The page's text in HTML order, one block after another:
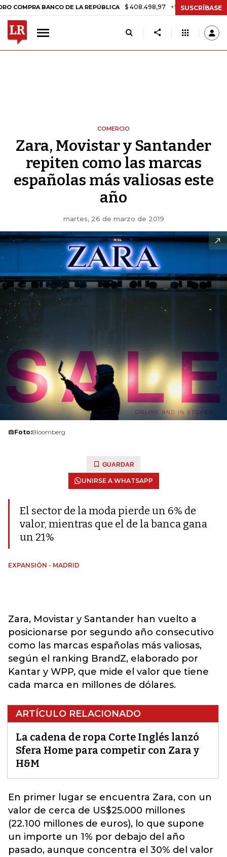
BANCO DE LA REPÚBLICA $ 408.498,97 +$ 8.753,81 +2,19%
SUSCRÍBASE
COMERCIO
Zara, Movistar y Santander
repiten como las marcas
españolas más valiosas este
año
martes, 26 de marzo de 2019
Foto:Bloomberg
GUARDAR
UNIRSE A WHATSAPP
El sector de la moda pierde un 6% de
valor, mientras que el de la banca gana
un 21%
EXPANSIÓN - MADRID
Zara, Movistar y Santander han vuelto a
posicionarse por segundo año consecutivo
como las marcas españolas más valiosas,
según el ranking BrandZ, elaborado por
Kantar y WPP, que mide el valor que tiene
cada marca en millones de dólares.
ARTÍCULO RELACIONADO
La cadena de ropa Corte Inglés lanzó
Sfera Home para competir con Zara y
H&M
En primer lugar se encuentra Zara, con un
valor de cerca de US$25.000 millones
(22.100 millones de euros), lo que supone
un importe un 1% por debajo del año
pasado, aunque concentra el 30% del valor